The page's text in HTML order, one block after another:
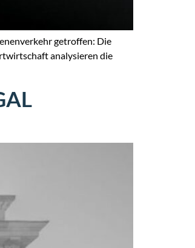
getroffen: Die
analysieren die